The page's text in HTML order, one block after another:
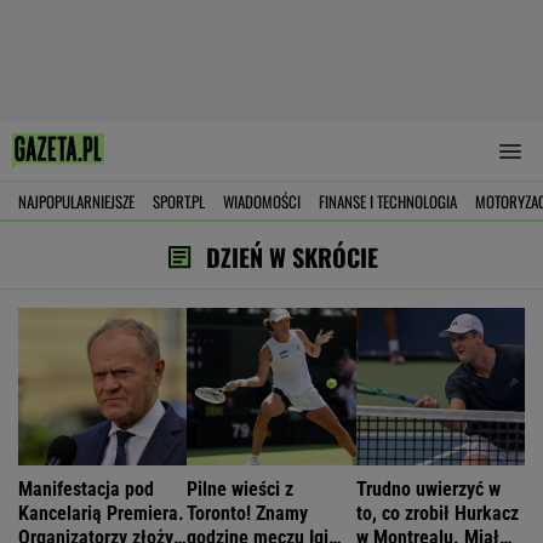
NAJPOPULARNIEJSZE SPORT.PL WIADOMOŚCI FINANSE I TECHNOLOGIA
DZIEŃ W SKRÓCIE
Manifestacja pod
Kancelarią Premiera.
Organizatorzy złożyli
Pilne wieści z
Toronto! Znamy
godzinę meczu Igi
Trudno uwierzyć w
to, co zrobił Hurkacz
w Montrealu. Miał